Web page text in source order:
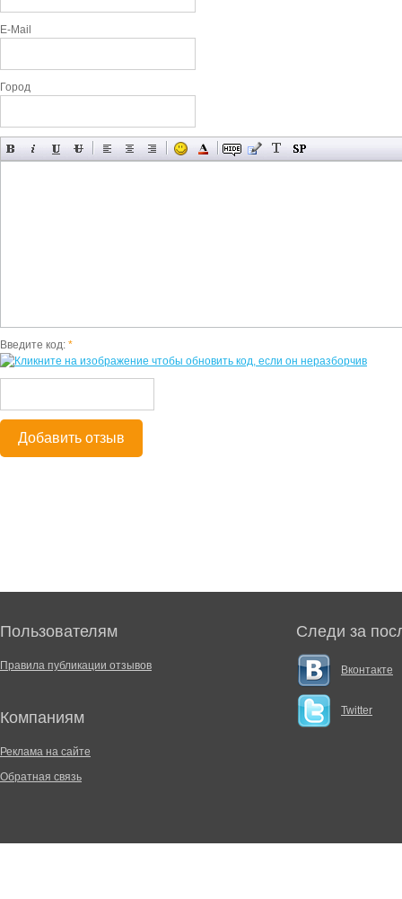
E-Mail
Город
Введите код: *
Добавить отзыв
Пользователям
Правила публикации отзывов
Компаниям
Реклама на сайте
Обратная связь
Следи за
Вконтакте
Twitter